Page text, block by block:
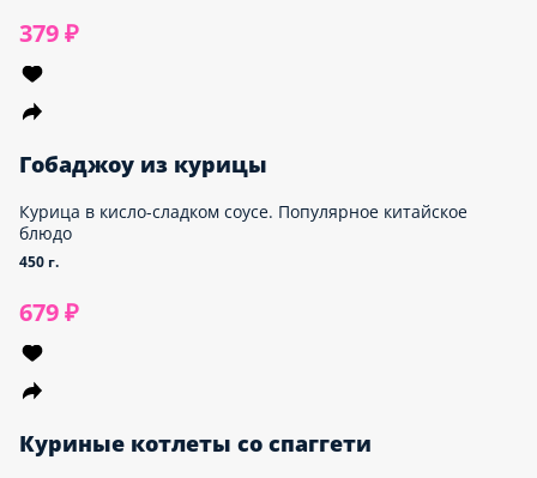
379 ₽
Гобаджоу из курицы
Курица в кисло-сладком соусе. Популярное китайское
блюдо
450 г.
679 ₽
Куриные котлеты со спаггети